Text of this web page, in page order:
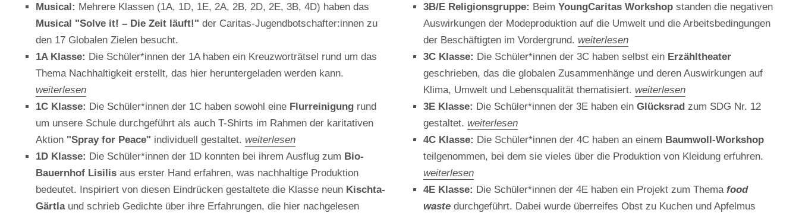
Musical: Mehrere Klassen (1A, 1D, 1E, 2A, 2B, 2D, 2E, 3B, 4D) haben das
Musical "Solve it! – Die Zeit läuft!" der Caritas-Jugendbotschafter:innen zu
den 17 Globalen Zielen besucht.
1A Klasse: Die Schüler*innen der 1A haben ein Kreuzworträtsel rund um das
Thema Nachhaltigkeit erstellt, das hier heruntergeladen werden kann.
weiterlesen
1C Klasse: Die Schüler*innen der 1C haben sowohl eine Flurreinigung rund
um unsere Schule durchgeführt als auch T-Shirts im Rahmen der karitativen
Aktion "Spray for Peace" individuell gestaltet. weiterlesen
1D Klasse: Die Schüler*innen der 1D konnten bei ihrem Ausflug zum Bio-
Bauernhof Lisilis aus erster Hand erfahren, was nachhaltige Produktion
bedeutet. Inspiriert von diesen Eindrücken gestaltete die Klasse neun Kischta-
Gärtlaund schrieb Gedichte über ihre Erfahrungen, die hier nachgelesen
3B/E Religionsgruppe: Beim YoungCaritas Workshop standen die negativen
Auswirkungen der Modeproduktion auf die Umwelt und die Arbeitsbedingungen
der Beschäftigten im Vordergrund. weiterlesen
3C Klasse: Die Schüler*innen der 3C haben selbst ein Erzähltheater
geschrieben, das die globalen Zusammenhänge und deren Auswirkungen auf
Klima, Umwelt und Lebensqualität thematisiert. weiterlesen
3E Klasse: Die Schüler*innen der 3E haben ein Glücksrad zum SDG Nr. 12
gestaltet. weiterlesen
4C Klasse: Die Schüler*innen der 4C haben an einem Baumwoll-Workshop
teilgenommen, bei dem sie vieles über die Produktion von Kleidung erfuhren.
weiterlesen
4E Klasse: Die Schüler*innen der 4E haben ein Projekt zum Thema food
waste durchgeführt. Dabei wurde überreifes Obst zu Kuchen und Apfelmus